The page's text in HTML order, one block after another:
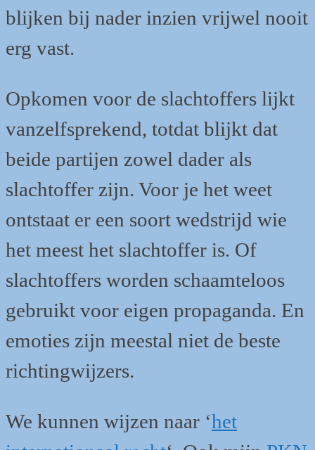
blijken bij nader inzien vrijwel nooit
erg vast.
Opkomen voor de slachtoffers lijkt
vanzelfsprekend, totdat blijkt dat
beide partijen zowel dader als
slachtoffer zijn. Voor je het weet
ontstaat er een soort wedstrijd wie
het meest het slachtoffer is. Of
slachtoffers worden schaamteloos
gebruikt voor eigen propaganda. En
emoties zijn meestal niet de beste
richtingwijzers.
We kunnen wijzen naar ‘het